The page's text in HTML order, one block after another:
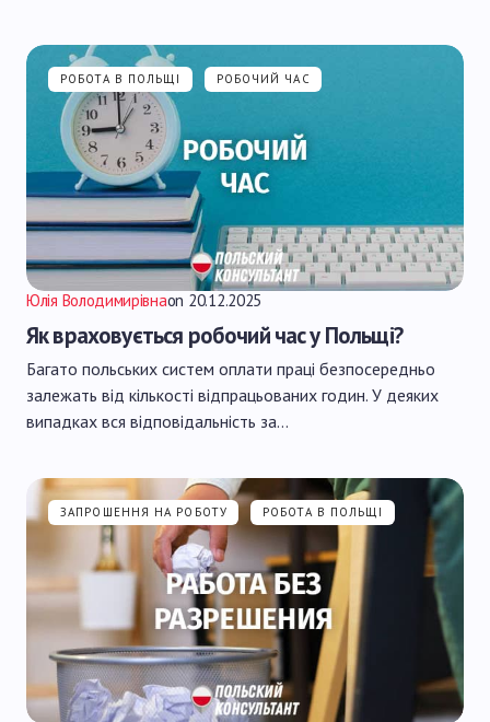
РОБОТА В ПОЛЬЩІ РОБОЧИЙ ЧАС
Юлія Володимирівнаon 20.12.2025
Як враховується робочий час у Польщі?
Багато польських систем оплати праці безпосередньо
залежать від кількості відпрацьованих годин. У деяких
випадках вся відповідальність за…
ЗАПРОШЕННЯ НА РОБОТУ РОБОТА В ПОЛЬЩІ